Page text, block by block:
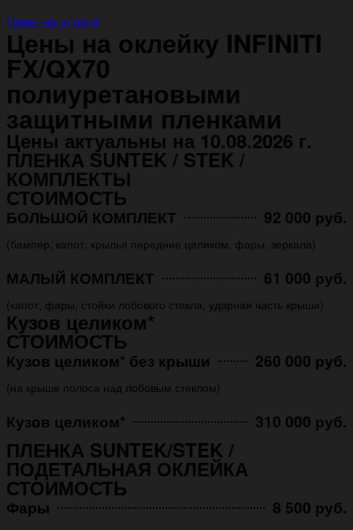
Цены на услуги
Цены на оклейку INFINITI
FX/QX70
полиуретановыми
защитными пленками
Цены актуальны на 10.08.2026 г.
ПЛЕНКА SUNTEK / STEK /
КОМПЛЕКТЫ
СТОИМОСТЬ
БОЛЬШОЙ КОМПЛЕКТ 92 000 руб.
(бампер, капот, крылья передние целиком, фары, зеркала)
МАЛЫЙ КОМПЛЕКТ 61 000 руб.
(капот, фары, стойки лобового стекла, ударная часть крыши)
Кузов целиком*
СТОИМОСТЬ
Кузов целиком* без крыши 260 000 руб.
(на крыше полоса над лобовым стеклом)
Кузов целиком* 310 000 руб.
ПЛЕНКА SUNTEK/STEK /
ПОДЕТАЛЬНАЯ ОКЛЕЙКА
СТОИМОСТЬ
Фары 8 500 руб.